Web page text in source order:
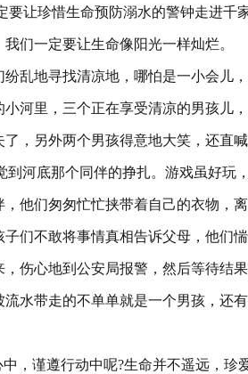
要让珍惜生命预防溺水的警钟走进千
们一定要让生命像阳光一样灿烂。
乱地寻找清凉地，哪怕是一小会儿
河里，三个正在享受清凉的男孩儿
，另外两个男孩得意地大笑，还直喊
河底那个同伴的挣扎。游戏虽好玩，
他们匆匆忙忙挟带着自己的衣物，
们不敢将事情真相告诉父母，他们
伤心地到公安局报警，然后等待结果
水带走的不单单就是一个男孩，还
，谨遵行动中呢?生命并不遥远，珍